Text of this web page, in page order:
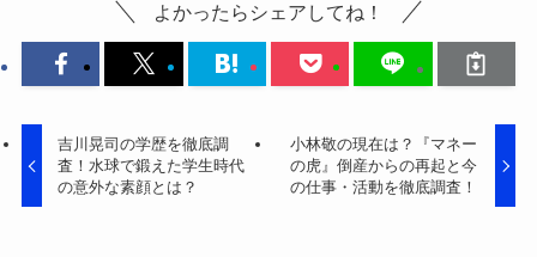
よかったらシェアしてね！
吉川晃司の学歴を徹底調
査！水球で鍛えた学生時代
の意外な素顔とは？
小林敬の現在は？『マネー
の虎』倒産からの再起と今
の仕事・活動を徹底調査！